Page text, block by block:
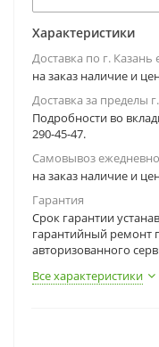
Характеристики
Доставка по г.
на заказ наличие и
Доставка за пределы
Подробности во
290-45-47.
Самовывоз
на заказ наличие и
Гарантия
Срок гарантии
гарантийный ремонт
авторизованного
Все характеристики